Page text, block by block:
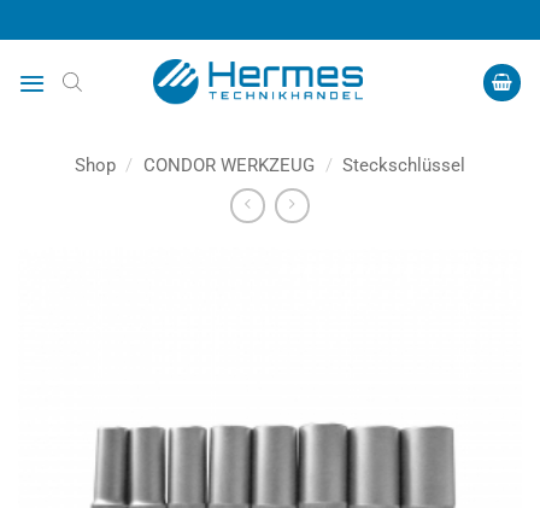
Inhalt
springen
Shop / CONDOR WERKZEUG / Steckschlüssel